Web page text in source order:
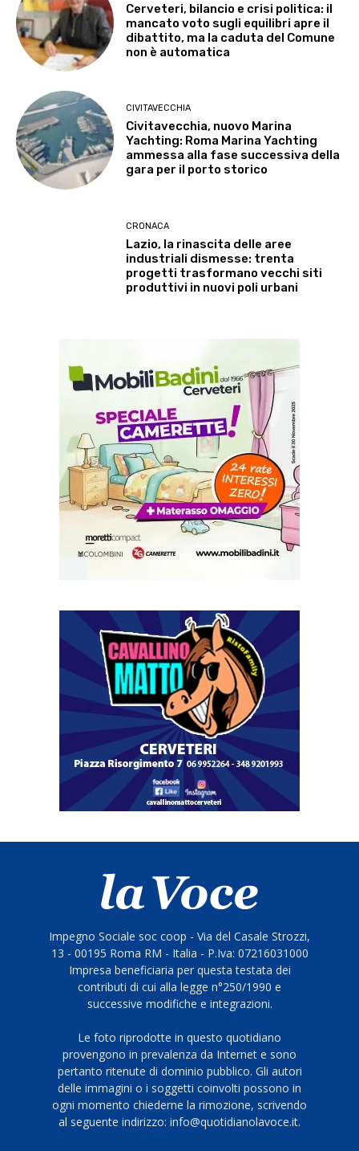
Cerveteri, bilancio e crisi politica: il
mancato voto sugli equilibri apre il
dibattito, ma la caduta del Comune
non è automatica
CIVITAVECCHIA
Civitavecchia, nuovo Marina
Yachting: Roma Marina Yachting
ammessa alla fase successiva della
gara per il porto storico
CRONACA
Lazio, la rinascita delle aree
industriali dismesse: trenta
progetti trasformano vecchi siti
produttivi in nuovi poli urbani
Impegno Sociale soc coop - Via del Casale Strozzi,
13 - 00195 Roma RM - Italia - P.Iva: 07216031000
Impresa beneficiaria per questa testata dei
contributi di cui alla legge n°250/1990 e
successive modifiche e integrazioni.
Le foto riprodotte in questo quotidiano
provengono in prevalenza da Internet e sono
pertanto ritenute di dominio pubblico. Gli autori
delle immagini o i soggetti coinvolti possono in
ogni momento chiederne la rimozione, scrivendo
al seguente indirizzo: info@quotidianolavoce.it.